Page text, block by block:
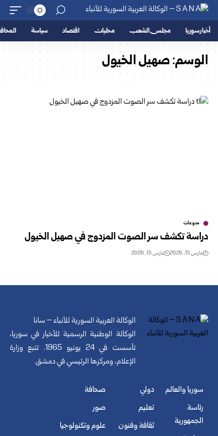
أخبار سوريا مجلس الشعب محليات اقتصاد سياسة
الوسم:صهيل الخيول
منوعات
دراسة تكشف سر الصوت المزدوج في صهيل الخيول
مارس 15, 2026 مارس 15, 2026
الوكالة العربية السورية للأنباء – سانا
الوكالة الوطنية الرسمية للأخبار في سوريا،
تأسست في 24 يونيو 1965. تتبع وزارة
الإعلام، ومركزها الرئيسي في دمشق.
سوريا والعالم
رئاسة
الجمهورية
دولي
تعليم
ثقافة وفنون
صحافة
صور
علوم وتكنولوجيا